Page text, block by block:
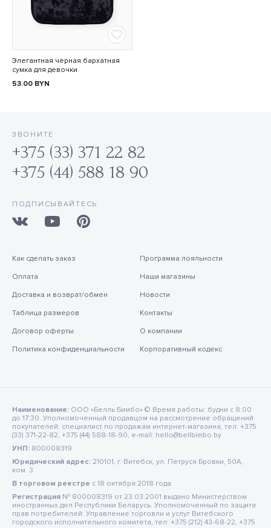
Элегантная чёрная бархатная
сумка для девочки
53.00 BYN
ЗВОНИТЕ
+375 (33) 371 22 82
+375 (44) 588 18 90
ПОДПИСЫВАЙТЕСЬ
Как сделать заказ
Оплата
Доставка и возврат/обмен
Таблица размеров
Договор оферты
Политика конфиденциальности
Программа лояльности
Наши магазины
Новости
Контакты
О компании
Корпоративный кодекс
Наименование: ООО «Белль Бимбо» © Время работы: будни с 8:00
до 17:30. Уполномоченный продавцом на рассмотрение обращений
покупателей: специалист по продажам интернет-магазина, тел: +375
(33) 371-22-82, +375 (44) 588-18-90, e-mail: hello@bellbimbo.by
УНП: 800008319
Юридический адрес: 210101, г. Витебск, ул. Петруся Бровки, 50А,
ком. 3
В торговом реестре c 18 октября 2018 года
Регистрация № 800008319 от 23.03.2001 выдано Министерством
иностранных дел Республики Беларусь. Уполномоченный по защите
прав потребителей: Управление торговли и услуг Витебского
городского исполнительного комитета, тел: +375 (212) 43-68-22, +375